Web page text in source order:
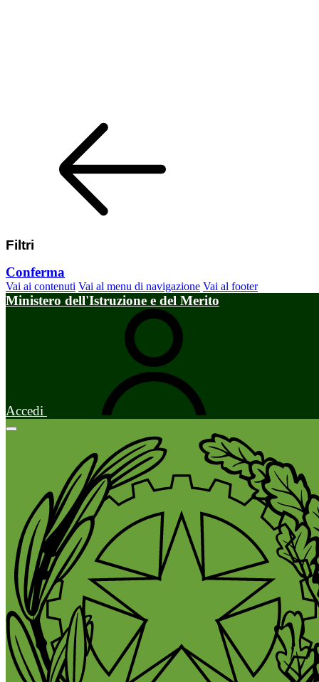
Filtri
Conferma
Vai ai contenuti Vai al menu di navigazione Vai al footer
Ministero dell'Istruzione e del Merito
Accedi